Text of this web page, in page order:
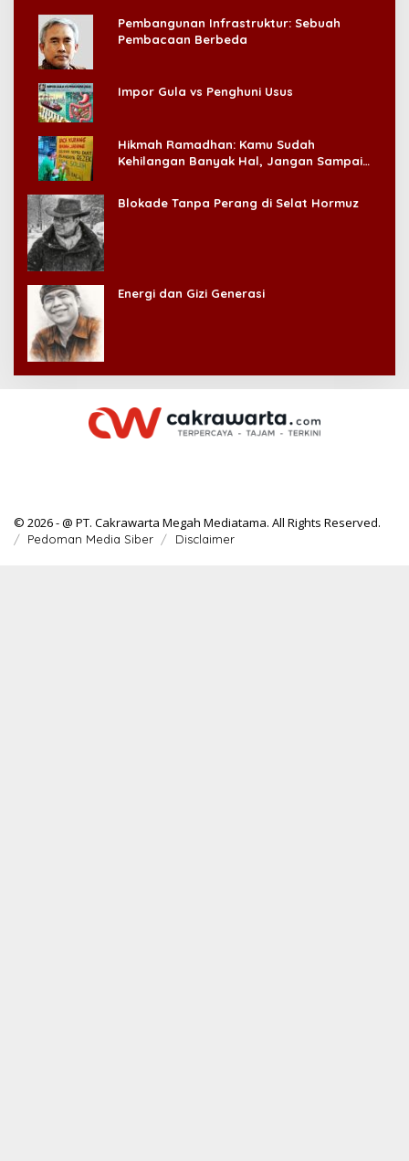
Pembangunan Infrastruktur: Sebuah
Pembacaan Berbeda
Impor Gula vs Penghuni Usus
Hikmah Ramadhan: Kamu Sudah
Kehilangan Banyak Hal, Jangan Sampai
Blokade Tanpa Perang di Selat Hormuz
Energi dan Gizi Generasi
© 2026 - @ PT. Cakrawarta Megah Mediatama. All Rights Reserved.
Pedoman Media Siber Disclaimer